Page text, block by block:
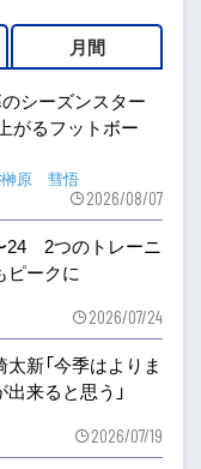
月間
のシーズンスター
がるフットボー
原 彗悟
2026/08/07
24 2つのトレーニ
ピークに
2026/07/24
太新「今季はよりま
来ると思う」
2026/07/19